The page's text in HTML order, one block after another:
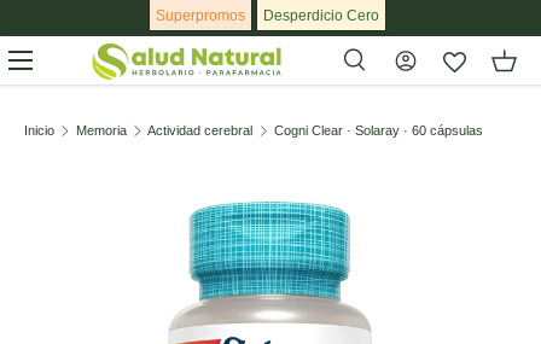
Ir al contenido
Superpromos Desperdicio Cero
Inicio Memoria Actividad cerebral Cogni Clear · Solaray · 60 cápsulas